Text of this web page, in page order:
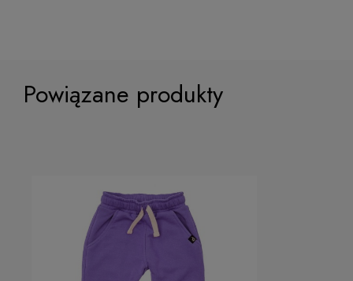
Powiązane produkty